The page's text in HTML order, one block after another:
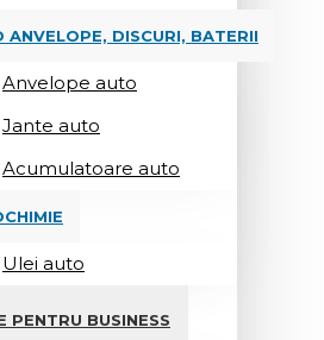
ANVELOPE, DISCURI, BATERII
Anvelope auto
Jante auto
Acumulatoare auto
Ulei auto
PENTRU BUSINESS